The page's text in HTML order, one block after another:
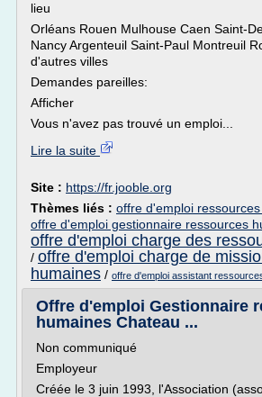
lieu
Orléans Rouen Mulhouse Caen Saint-
Nancy Argenteuil Saint-Paul Montreuil
d'autres villes
Demandes pareilles:
Afficher
Vous n'avez pas trouvé un emploi...
Lire la suite
Site : https://fr.jooble.org
Thèmes liés : offre d'emploi
offre d'emploi gestionnaire ressources
offre d'emploi charge des
/ offre d'emploi charge de
humaines / offre d'emploi assistant
Offre d'emploi Gestionnaire
humaines Chateau ...
Non communiqué
Employeur
Créée le 3 juin 1993, l'Association